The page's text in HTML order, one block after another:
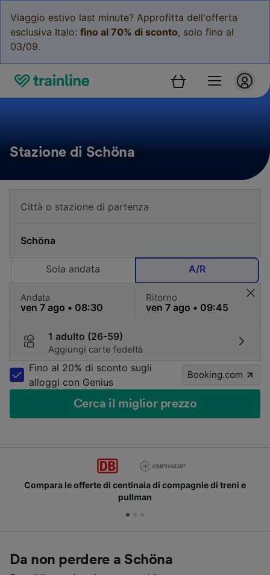
Viaggio estivo last minute? Approfitta dell'offerta
esclusiva Italo: fino al 70% di sconto, solo fino al
03/09.
Stazione di Schöna
Sola andata A/R
Andata Ritorno
1 adulto (26-59)
Aggiungi carte fedeltà
Fino al 20% di sconto sugli
alloggi con Genius
Booking.com
Cerca il miglior prezzo
compagnie di treni e Unisciti ai milioni di utenti
Da non perdere a Schöna